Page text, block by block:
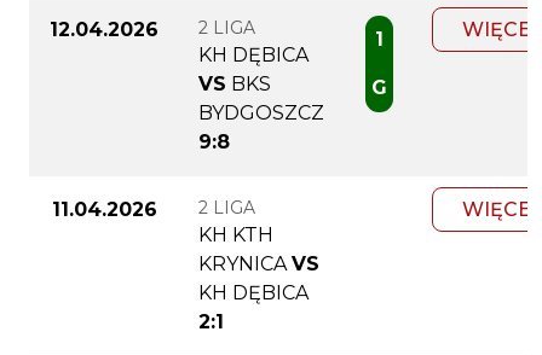
12.04.2026 2 LIGA
KH DĘBICA
VS BKS
BYDGOSZCZ
9:8
1
G
WIĘCEJ
11.04.2026 2 LIGA
KH KTH
KRYNICA VS
KH DĘBICA
2:1
WIĘCEJ